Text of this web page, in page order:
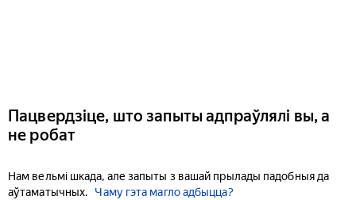
Пацвердзіце, што запыты адпраўлялі вы, а
не робат
Нам вельмі шкада, але запыты з вашай прылады падобныя да
аўтаматычных.
Чаму гэта магло адбыцца?